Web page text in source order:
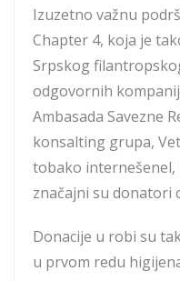
Izuzetno važnu
Chapter 4, koja je
Srpskog
odgovornih
Ambasada Savezne
konsalting grupa,
tobako
značajni su donatori
Donacije u robi su
u prvom redu